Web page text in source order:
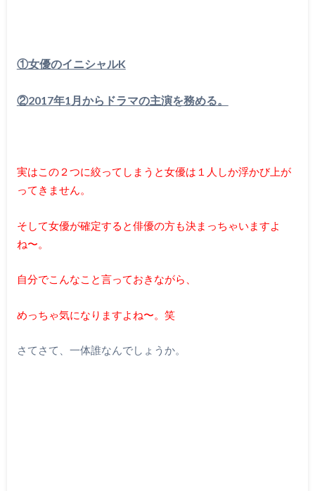
①女優のイニシャルK
②2017年1月からドラマの主演を務める。
実はこの２つに絞ってしまうと女優は１人しか浮かび上が
ってきません。
そして女優が確定すると俳優の方も決まっちゃいますよ
ね〜。
自分でこんなこと言っておきながら、
めっちゃ気になりますよね〜。笑
さてさて、一体誰なんでしょうか。